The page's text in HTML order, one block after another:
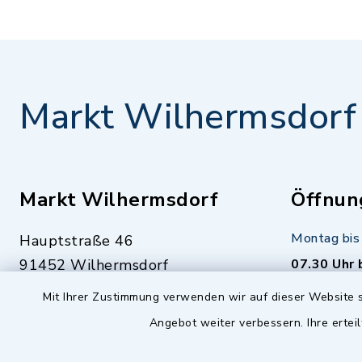
Mit Ihrer Zustimmung verwenden wir auf dieser
Angebot weiter verbessern. Ihre
Markt Wilhermsdorf
Markt Wilhermsdorf
Hauptstraße 46
91452 Wilhermsdorf
09102 9958-0
09102 9958-111
Montag
07.30 Uhr
Dienstag
16.30 bis